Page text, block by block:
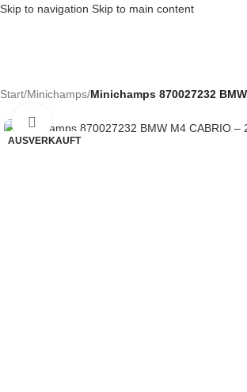
Skip to navigation Skip to main content
Start/Minichamps/Minichamps 870027232
AUSVERKAUFT
Klick zum Vergrößern